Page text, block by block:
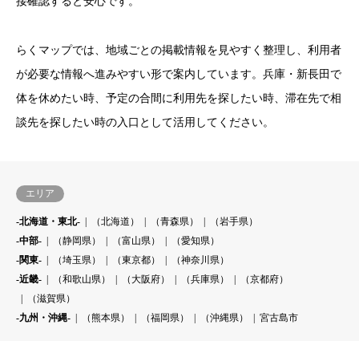
らくマップでは、地域ごとの掲載情報を見やすく整理し、利用者
が必要な情報へ進みやすい形で案内しています。兵庫・新長田で
体を休めたい時、予定の合間に利用先を探したい時、滞在先で相
談先を探したい時の入口として活用してください。
エリア
-北海道・東北- （北海道） （青森県）
（岩手県）
-中部-
（静岡県） （富山県）
（愛知県）
-関東-
（埼玉県） （東京都）
（神奈川県）
-近畿-
（和歌山県） （大阪府） （兵庫県）
（京都府）
（滋賀県）
-九州・沖縄-
（熊本県） （福岡県） （沖縄県） 宮古島市